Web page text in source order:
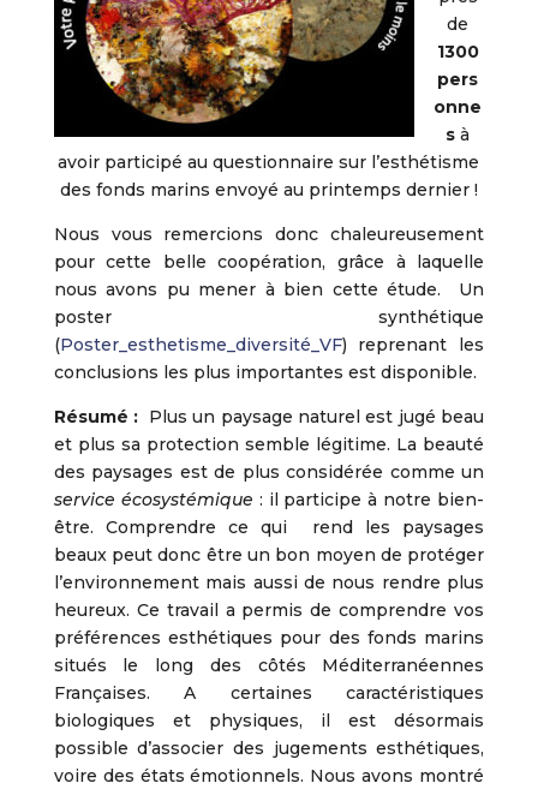
de
1300
pers
onne
s à
avoir participé au questionnaire sur l’esthétisme
des fonds marins envoyé au printemps dernier !
Nous vous remercions donc chaleureusement
pour cette belle coopération, grâce à laquelle
nous avons pu mener à bien cette étude. Un
poster synthétique
(Poster_esthetisme_diversité_VF) reprenant les
conclusions les plus importantes est disponible.
Résumé : Plus un paysage naturel est jugé beau
et plus sa protection semble légitime. La beauté
des paysages est de plus considérée comme un
service écosystémique : il participe à notre bien-
être. Comprendre ce qui rend les paysages
beaux peut donc être un bon moyen de protéger
l’environnement mais aussi de nous rendre plus
heureux. Ce travail a permis de comprendre vos
préférences esthétiques pour des fonds marins
situés le long des côtés Méditerranéennes
Françaises. A certaines caractéristiques
biologiques et physiques, il est désormais
possible d’associer des jugements esthétiques,
voire des états émotionnels. Nous avons montré